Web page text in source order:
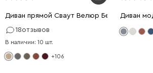
Диван прямой Сваут Велюр Бежевый
18отзывов
В наличии: 10 шт.
+106
Диван